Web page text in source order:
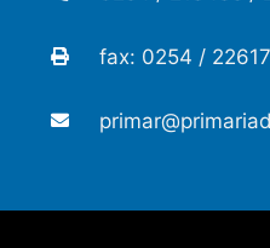
fax: 0254 /